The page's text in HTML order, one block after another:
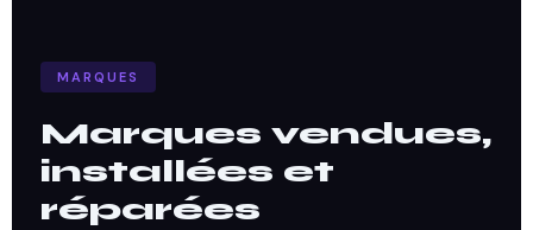
MARQUES
Marques vendues,
installées et
réparées